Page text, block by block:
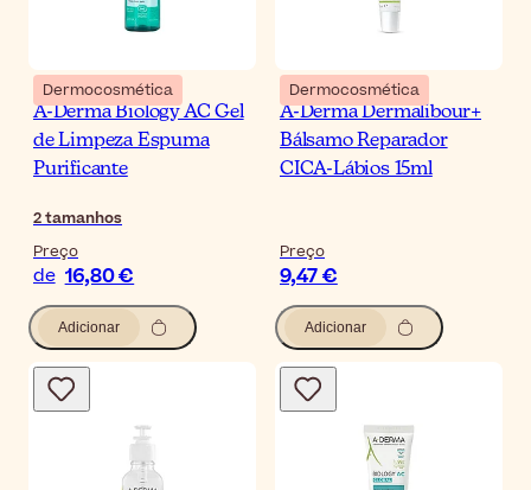
Dermocosmética
A-Derma Biology AC Gel
de Limpeza Espuma
Purificante
2tamanhos
Preço
de 16,80 €
Adicionar
Dermocosmética
A-Derma Dermalibour+
Bálsamo Reparador
CICA-Lábios 15ml
Preço
9,47 €
Adicionar